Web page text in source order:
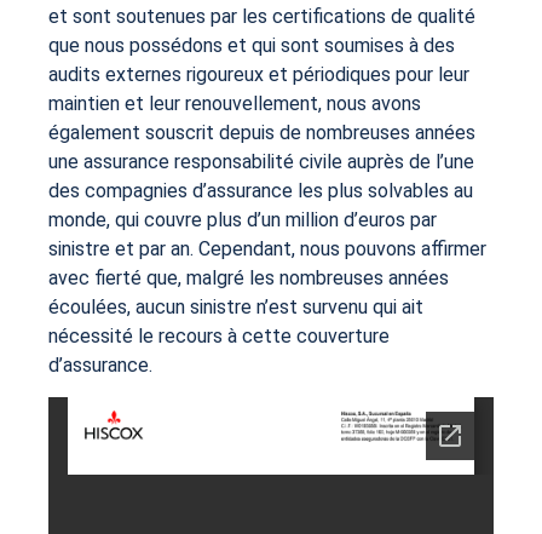
et sont soutenues par les certifications de qualité
que nous possédons et qui sont soumises à des
audits externes rigoureux et périodiques pour leur
maintien et leur renouvellement, nous avons
également souscrit depuis de nombreuses années
une assurance responsabilité civile auprès de l’une
des compagnies d’assurance les plus solvables au
monde, qui couvre plus d’un million d’euros par
sinistre et par an. Cependant, nous pouvons affirmer
avec fierté que, malgré les nombreuses années
écoulées, aucun sinistre n’est survenu qui ait
nécessité le recours à cette couverture
d’assurance.